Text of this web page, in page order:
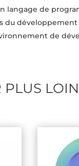
langage de
du
de
PLUS LOIN